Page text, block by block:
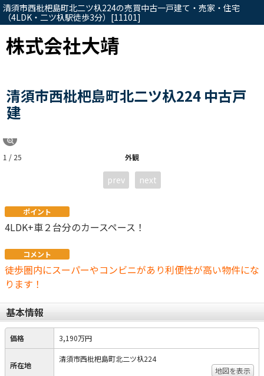
清須市西枇杷島町北二ツ杁224の売買中古一戸建て・売家・住宅
（4LDK・二ツ杁駅徒歩3分）[11101]
株式会社大靖
清須市西枇杷島町北二ツ杁224 中古戸
建
外観
1 / 25
prev next
ポイント
4LDK+車２台分のカースペース！
コメント
徒歩圏内にスーパーやコンビニがあり利便性が高い物件にな
ります！
基本情報
価格 3,190万円
所在地
清須市西枇杷島町北二ツ杁224
地図を表示